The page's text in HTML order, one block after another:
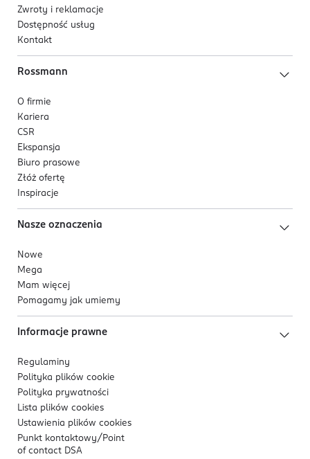
Zwroty i reklamacje
Dostępność usług
Kontakt
Rossmann
O firmie
Kariera
CSR
Ekspansja
Biuro prasowe
Złóż ofertę
Inspiracje
Nasze oznaczenia
Nowe
Mega
Mam więcej
Pomagamy jak umiemy
Informacje prawne
Regulaminy
Polityka plików cookie
Polityka prywatności
Lista plików cookies
Ustawienia plików cookies
Punkt kontaktowy/ Point
of contact DSA